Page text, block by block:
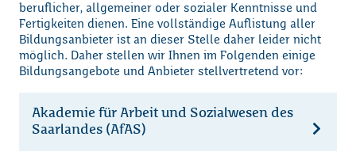
beruflicher, allgemeiner oder sozialer Kenntnisse und
Fertigkeiten dienen. Eine vollständige Auflistung aller
Bildungsanbieter ist an dieser Stelle daher leider nicht
möglich. Daher stellen wir Ihnen im Folgenden einige
Bildungsangebote und Anbieter stellvertretend vor:
Akademie für Arbeit und Sozialwesen des
Saarlandes (AfAS)